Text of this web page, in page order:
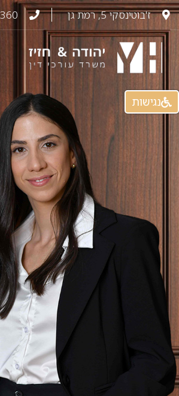
ז'בוטינסקי 5, רמת גן
נגישות